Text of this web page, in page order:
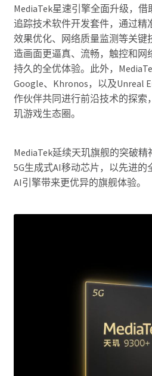
MediaTek星速引擎全面升级，
追踪技术软件开发套件，通过精
效果优化、网络质量监测等关键
造画面更逼真、流畅，触控和网
持久的全优体验。此外，
Google、Khronos，以及Unreal
作伙伴共同进行前沿技术的探索
玑游戏生态圈。
MediaTek延续天玑旗舰的突破
5G生成式AI移动芯片，以先进
AI引擎带来更优异的旗舰体验。